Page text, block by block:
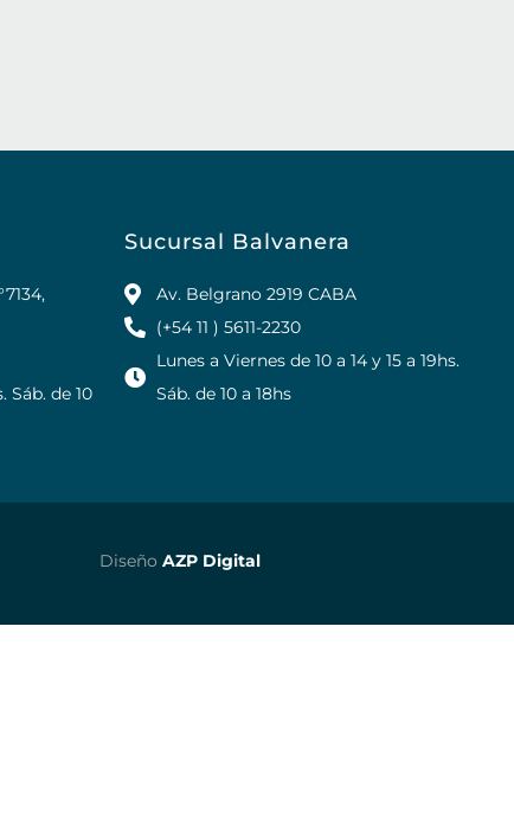
Sáb. de 10
Sucursal Balvanera
Av. Belgrano 2919 CABA
(+54 11 ) 5611-2230
Lunes a Viernes de 10 a 14 y 15 a 19hs.
Sáb. de 10 a 18hs
Diseño AZP Digital